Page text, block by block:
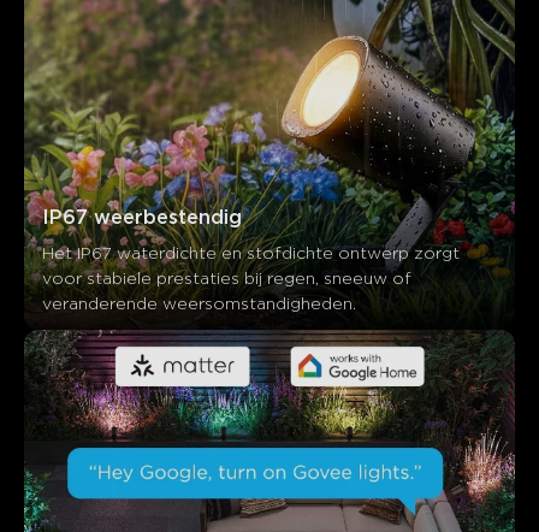
IP67 weerbestendig
Het IP67 waterdichte en stofdichte ontwerp zorgt
voor stabiele prestaties bij regen, sneeuw of
veranderende weersomstandigheden.